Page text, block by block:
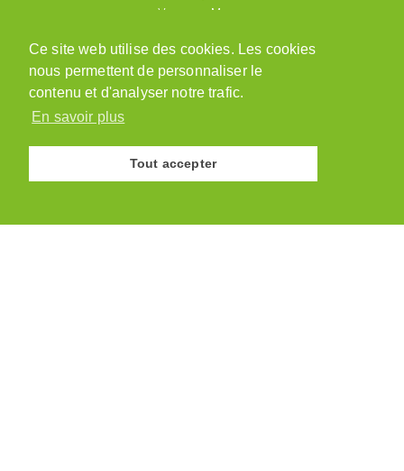
Ce site web utilise des cookies. Les cookies
nous permettent de personnaliser le
contenu et d'analyser notre trafic.
En savoir plus
Tout accepter
Vanessa Mayor
1543 Grandcour
079 218 48 69
admin@paysannesvaudoises.ch
© Association des Paysannes Vaudoises · 2026